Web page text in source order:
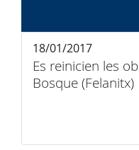
Es reinicien les
Bosque (Felanitx)
18/01/2017